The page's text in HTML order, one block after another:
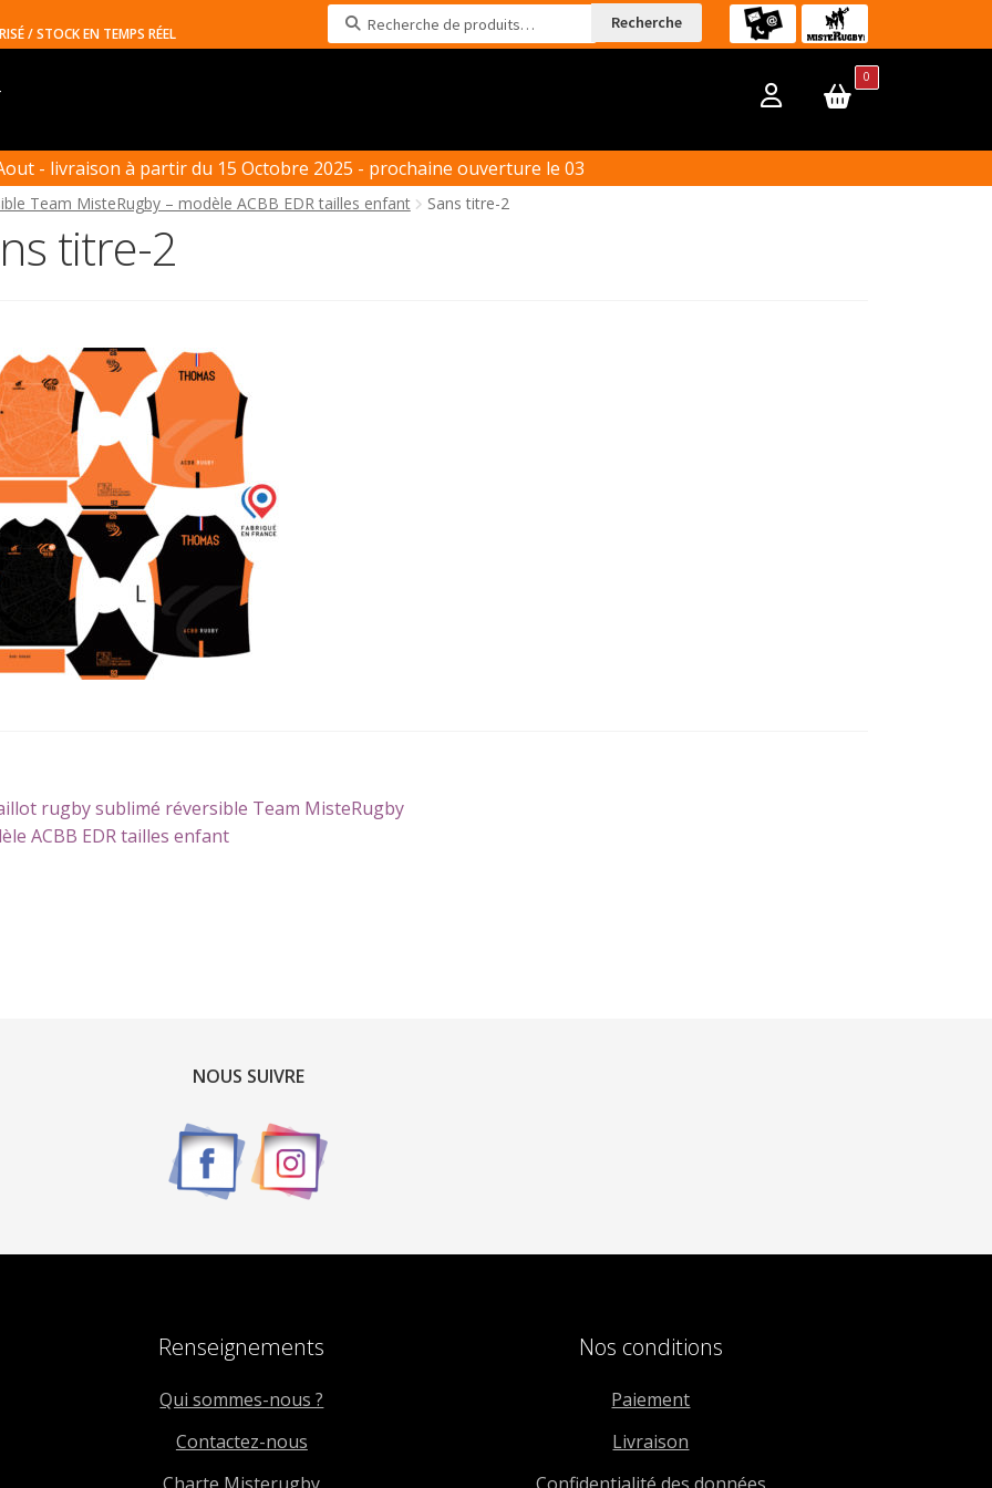
/ STOCK EN TEMPS RÉEL
Recherche
pour :
Recherche
0
- livraison à partir du 15 Octobre 2025 - prochaine ouverture le 03
Team MisteRugby – modèle ACBB EDR tailles enfant Sans titre-2
titre-2
:
rugby sublimé réversible Team MisteRugby
ACBB EDR tailles enfant
NOUS SUIVRE
Renseignements
Qui sommes-nous ?
Contactez-nous
Nos conditions
Paiement
Livraison